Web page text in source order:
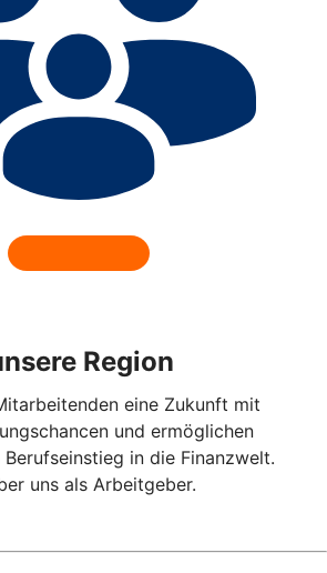
Region
eine Zukunft mit
und ermöglichen
in die Finanzwelt.
uns als Arbeitgeber.